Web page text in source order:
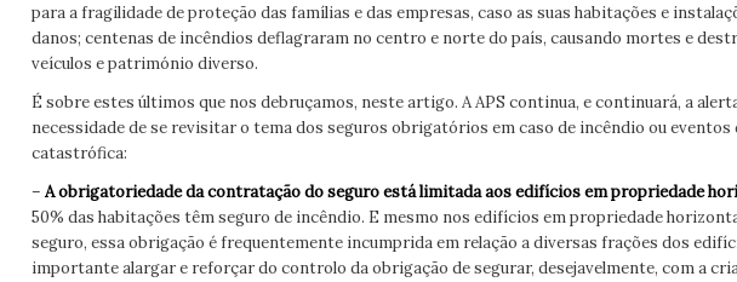
para a fragilidade de proteção das famílias e das empresas, caso as suas habitações e
danos; centenas de incêndios deflagraram no centro e norte do país, causando mortes e
veículos e património diverso.
É sobre estes últimos que nos debruçamos, neste artigo. A APS continua, e continuará, a
necessidade de se revisitar o tema dos seguros obrigatórios em caso de incêndio ou eventos
catastrófica:
– A obrigatoriedade da contratação do seguro está limitada aos edifícios em propriedade
50% das habitações têm seguro de incêndio. E mesmo nos edifícios em propriedade
seguro, essa obrigação é frequentemente incumprida em relação a diversas frações dos
importante alargar e reforçar do controlo da obrigação de segurar, desejavelmente, com a